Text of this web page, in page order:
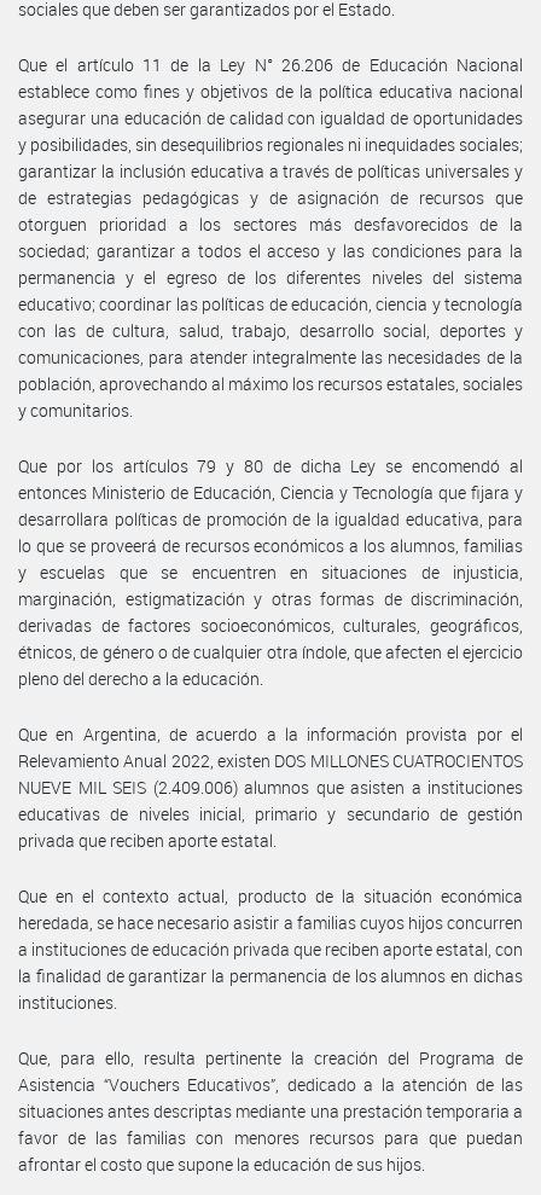
sociales que deben ser garantizados por el Estado.
Que el artículo 11 de la Ley N° 26.206 de Educación Nacional
establece como fines y objetivos de la política educativa nacional
asegurar una educación de calidad con igualdad de oportunidades
y posibilidades, sin desequilibrios regionales ni inequidades sociales;
garantizar la inclusión educativa a través de políticas universales y
de estrategias pedagógicas y de asignación de recursos que
otorguen prioridad a los sectores más desfavorecidos de la
sociedad; garantizar a todos el acceso y las condiciones para la
permanencia y el egreso de los diferentes niveles del sistema
educativo; coordinar las políticas de educación, ciencia y tecnología
con las de cultura, salud, trabajo, desarrollo social, deportes y
comunicaciones, para atender integralmente las necesidades de la
población, aprovechando al máximo los recursos estatales, sociales
y comunitarios.
Que por los artículos 79 y 80 de dicha Ley se encomendó al
entonces Ministerio de Educación, Ciencia y Tecnología que fijara y
desarrollara políticas de promoción de la igualdad educativa, para
lo que se proveerá de recursos económicos a los alumnos, familias
y escuelas que se encuentren en situaciones de injusticia,
marginación, estigmatización y otras formas de discriminación,
derivadas de factores socioeconómicos, culturales, geográficos,
étnicos, de género o de cualquier otra índole, que afecten el ejercicio
pleno del derecho a la educación.
Que en Argentina, de acuerdo a la información provista por el
Relevamiento Anual 2022, existen DOS MILLONES CUATROCIENTOS
NUEVE MIL SEIS (2.409.006) alumnos que asisten a instituciones
educativas de niveles inicial, primario y secundario de gestión
privada que reciben aporte estatal.
Que en el contexto actual, producto de la situación económica
heredada, se hace necesario asistir a familias cuyos hijos concurren
a instituciones de educación privada que reciben aporte estatal, con
la finalidad de garantizar la permanencia de los alumnos en dichas
instituciones.
Que, para ello, resulta pertinente la creación del Programa de
Asistencia “Vouchers Educativos”, dedicado a la atención de las
situaciones antes descriptas mediante una prestación temporaria a
favor de las familias con menores recursos para que puedan
afrontar el costo que supone la educación de sus hijos.